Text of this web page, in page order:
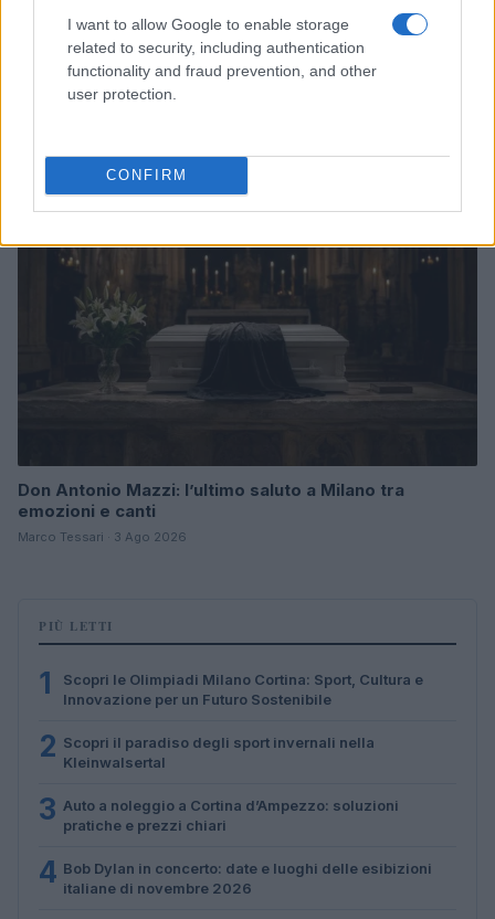
I want to allow Google to enable storage
related to security, including authentication
functionality and fraud prevention, and other
user protection.
CONFIRM
Arrestati cinque agenti della polizia locale di Milano: le
accuse e i dettagli
Don Antonio Mazzi: l’ultimo saluto a Milano tra
emozioni e canti
Marco Tessari · 3 Ago 2026
PIÙ LETTI
1
Scopri le Olimpiadi Milano Cortina: Sport, Cultura e
Innovazione per un Futuro Sostenibile
2 Scopri il paradiso degli sport invernali nella
Kleinwalsertal
3 Auto a noleggio a Cortina d’Ampezzo: soluzioni
pratiche e prezzi chiari
4 Bob Dylan in concerto: date e luoghi delle esibizioni
italiane di novembre 2026